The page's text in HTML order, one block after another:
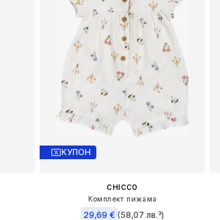
КУПОН
CHICCO
Комплект пижама
29,69 € (58,07 лв.³)